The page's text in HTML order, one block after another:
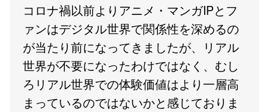
コロナ禍以前よりアニメ・マンガIPとフ
ァンはデジタル世界で関係性を深めるの
が当たり前になってきましたが、リアル
世界が不要になったわけではなく、むし
ろリアル世界での体験価値はより一層高
まっているのではないかと感じておりま